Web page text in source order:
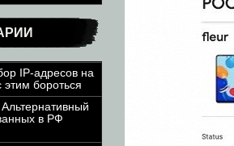
IP-адресов на
этим бороться
Альтернативный
в РФ